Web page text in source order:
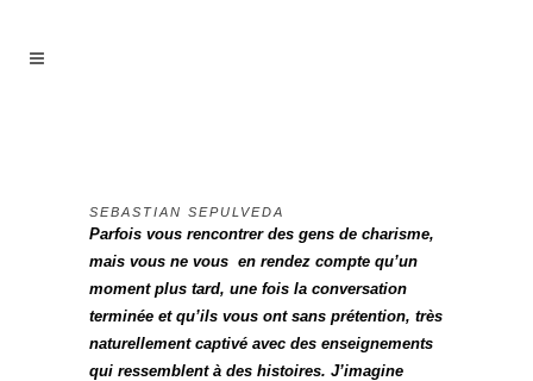
SEBASTIAN SEPULVEDA
Parfois vous rencontrer des gens de charisme,
mais vous ne vous en rendez compte qu’un
moment plus tard, une fois la conversation
terminée et qu’ils vous ont sans prétention, très
naturellement captivé avec des enseignements
qui ressemblent à des histoires. J’imagine